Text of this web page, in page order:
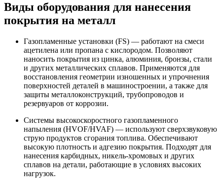
Виды оборудования для нанесения
покрытия на металл
Газопламенные установки (FS) — работают на смеси
ацетилена или пропана с кислородом. Позволяют
наносить покрытия из цинка, алюминия, бронзы, стали
и других металлических сплавов. Применяются для
восстановления геометрии изношенных и упрочнения
поверхностей деталей в машиностроении, а также для
защиты металлоконструкций, трубопроводов и
резервуаров от коррозии.
Системы высокоскоростного газопламенного
напыления (HVOF/HVAF) — используют сверхзвуковую
струю продуктов сгорания топлива. Обеспечивают
высокую плотность и адгезию покрытия. Подходят для
нанесения карбидных, никель-хромовых и других
сплавов на детали, работающие в условиях высоких
нагрузок.